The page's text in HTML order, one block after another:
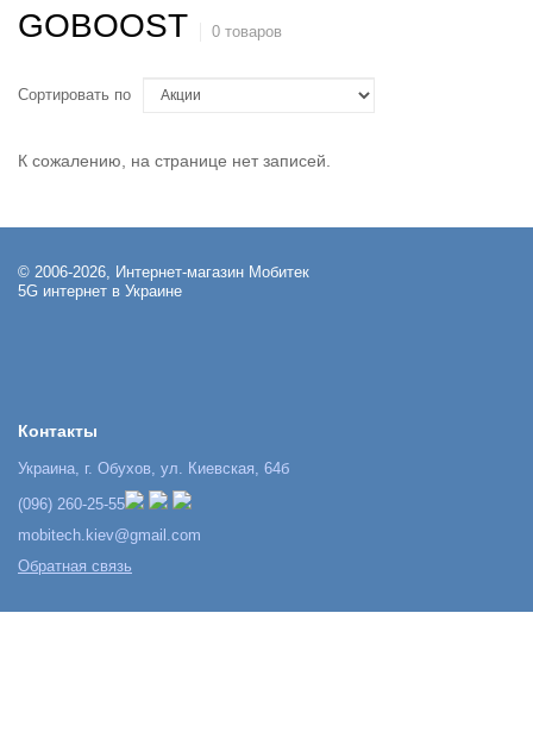
GOBOOST 0 товаров
Сортировать по
К сожалению, на странице нет записей.
© 2006-2026, Интернет-магазин Мобитек
5G интернет в Украине
Контакты
Украина, г. Обухов, ул. Киевская, 64б
(096) 260-25-55
mobitech.kiev@gmail.com
Обратная связь